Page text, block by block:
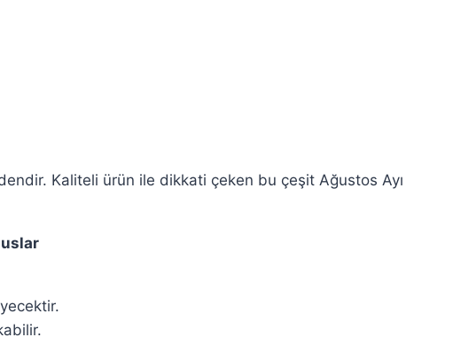
Kaliteli ürün ile dikkati çeken bu çeşit Ağustos Ayı